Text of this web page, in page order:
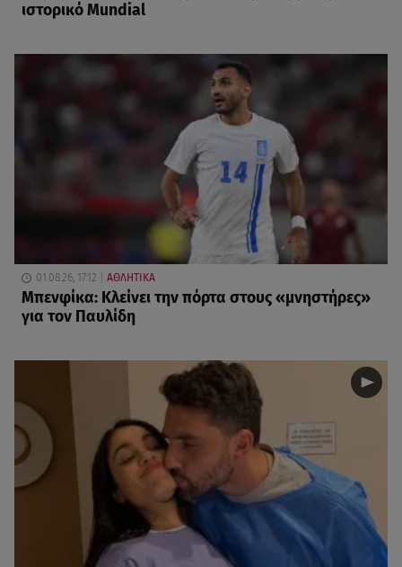
ιστορικό Mundial
01.08.26, 17:12 ΑΘΛΗΤΙΚΑ
Μπενφίκα: Κλείνει την πόρτα στους «μνηστήρες»
για τον Παυλίδη